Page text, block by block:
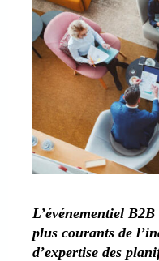
L’événementiel
plus courants de
d’expertise des